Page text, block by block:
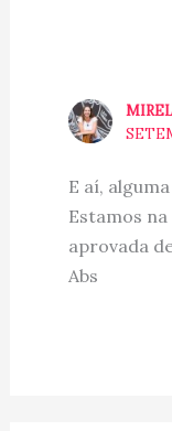
E aí,
Estamos
aprovada
Abs